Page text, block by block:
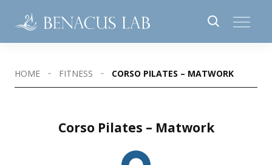
HOME FITNESS CORSO PILATES – MATWORK
Corso Pilates – Matwork